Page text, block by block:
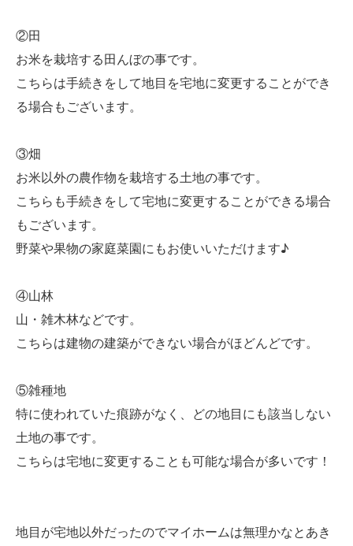
②田
お米を栽培する田んぼの事です。
こちらは手続きをして地目を宅地に変更することができ
る場合もございます。
③畑
お米以外の農作物を栽培する土地の事です。
こちらも手続きをして宅地に変更することができる場合
もございます。
野菜や果物の家庭菜園にもお使いいただけます♪
④山林
山・雑木林などです。
こちらは建物の建築ができない場合がほどんどです。
⑤雑種地
特に使われていた痕跡がなく、どの地目にも該当しない
土地の事です。
こちらは宅地に変更することも可能な場合が多いです！
地目が宅地以外だったのでマイホームは無理かなとあき